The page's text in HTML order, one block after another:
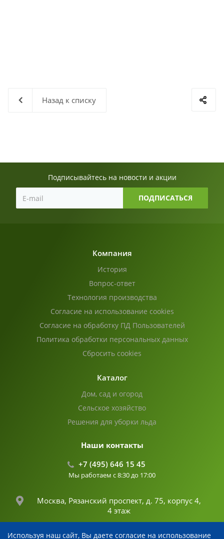
Назад к списку
Подписывайтесь на новости и акции
Компания
История
Вопрос-ответ
Технология производства
Согласие на использование cookies
Согласие на обработку ПД Пользователей
Политика обработки персональных данных
Сбросить cookies
Каталог
Дом, сад и огород
Сельское хозяйство
Решения для уборки льда
Наши контакты
+7 (495) 646 15 45
Мы работаем с 8:30 до 17:00
Москва, Рязанский проспект, д. 75, корпус 4,
4 этаж
Используя наш сайт, Вы даете согласие на использование